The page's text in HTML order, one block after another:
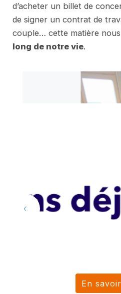
d’acheter un billet de
de signer un contrat de
couple… cette matière
long de notre vie.
En